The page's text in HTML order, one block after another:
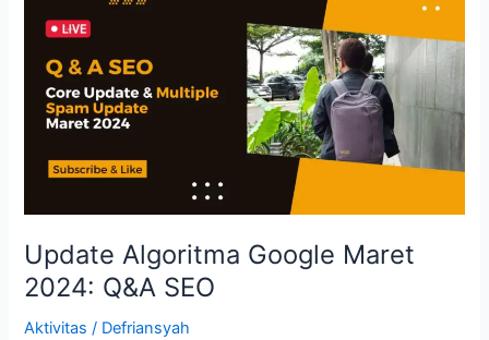
Update Algoritma Google Maret
2024: Q&A SEO
Aktivitas / Defriansyah